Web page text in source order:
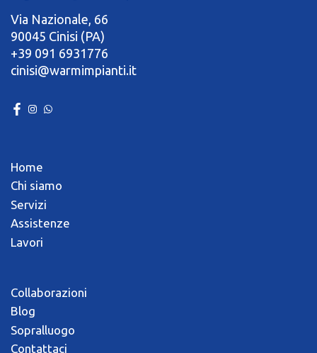
Via Nazionale, 66
90045 Cinisi (PA)
+39 091 6931776
cinisi@warmimpianti.it
Home
Chi siamo
Servizi
Assistenze
Lavori
Collaborazioni
Blog
Sopralluogo
Contattaci